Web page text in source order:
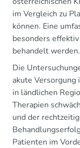
im Vergleich zu
können. Eine
besonders
behandelt werden.
Die
akute Versorgung
in ländlichen
Therapien
und der
Patienten im